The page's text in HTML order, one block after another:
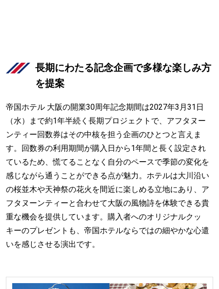
長期にわたる記念企画で多様な楽しみ方
を提案
帝国ホテル 大阪の開業30周年記念期間は2027年3月31日
（水）まで約1年半続く長期プロジェクトで、アフタヌー
ンティー回数券はその中核を担う企画のひとつと言えま
す。回数券の利用期間が購入日から1年間と長く設定され
ているため、慌てることなく自分のペースで季節の変化を
感じながら通うことができる点が魅力。ホテルは大川沿い
の桜並木や天神祭の花火を間近に楽しめる立地にあり、ア
フタヌーンティーと合わせて大阪の風物詩を体験できる貴
重な機会を提供しています。購入者へのオリジナルクッ
キーのプレゼントも、帝国ホテルならではの細やかな心遣
いを感じさせる演出です。